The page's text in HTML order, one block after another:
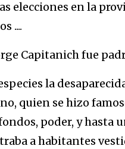
elecciones en la
....
Capitanich fue
la
quien se hizo
poder, y hasta
a habitantes